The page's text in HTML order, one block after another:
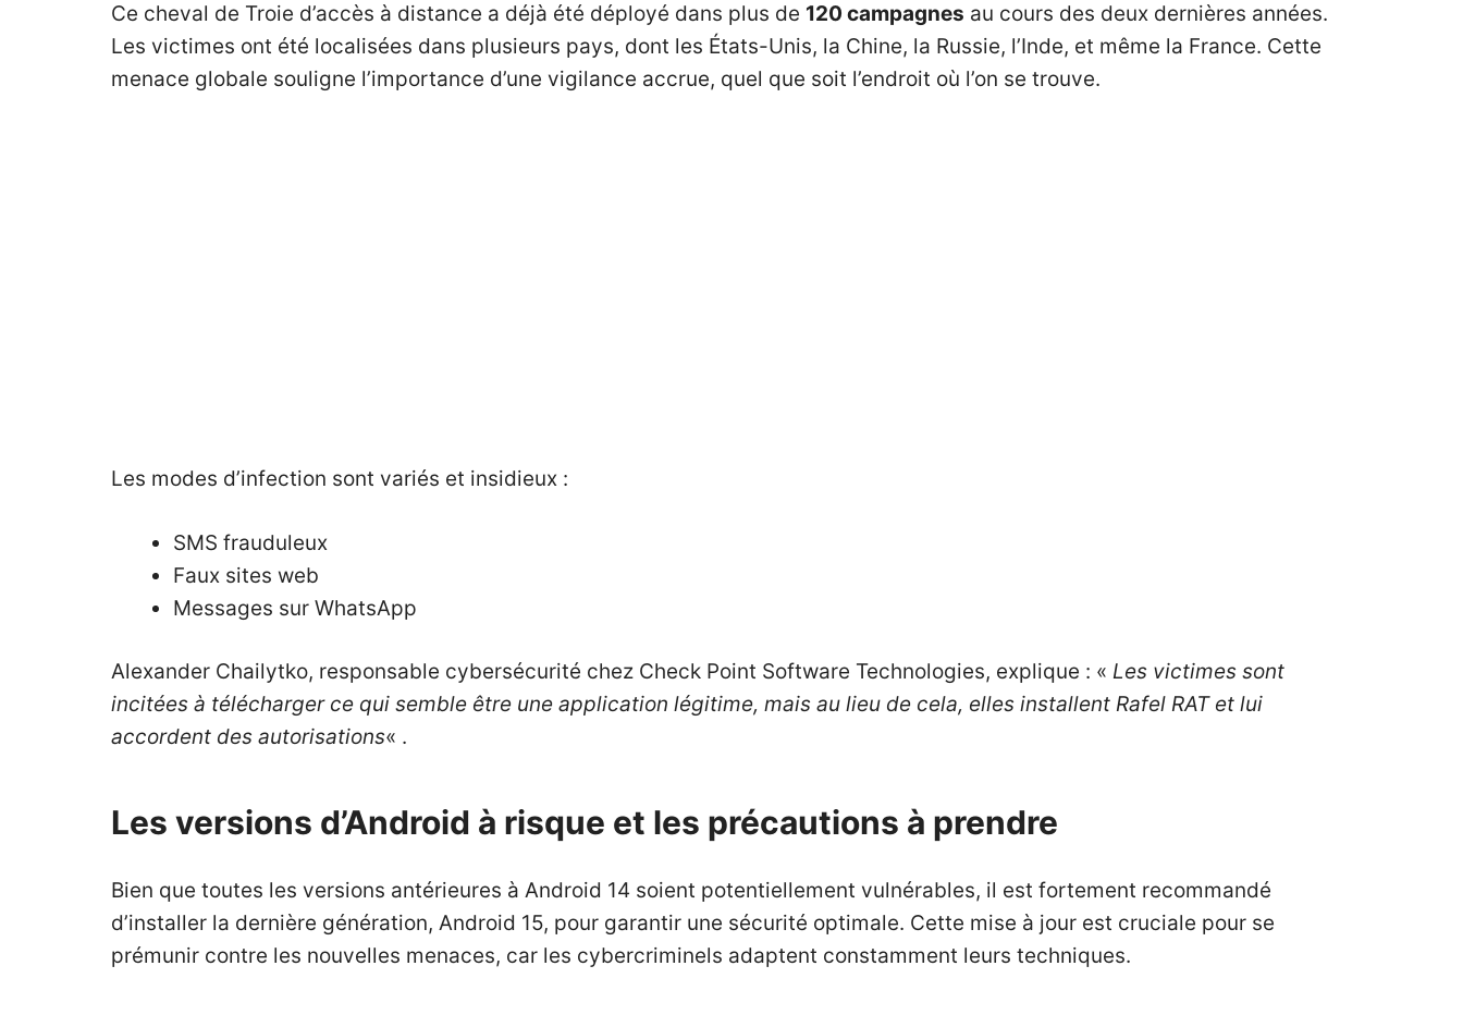
Ce cheval de Troie d’accès à distance a déjà été déployé dans plus de 120 campagnes au cours des deux dernières années.
Les victimes ont été localisées dans plusieurs pays, dont les États-Unis, la Chine, la Russie, l’Inde, et même la France. Cette
menace globale souligne l’importance d’une vigilance accrue, quel que soit l’endroit où l’on se trouve.
Les modes d’infection sont variés et insidieux :
SMS frauduleux
Faux sites web
Messages sur WhatsApp
Alexander Chailytko, responsable cybersécurité chez Check Point Software Technologies, explique : « Les victimes sont
incitées à télécharger ce qui semble être une application légitime, mais au lieu de cela, elles installent Rafel RAT et lui
accordent des autorisations« .
Les versions d’Android à risque et les précautions à prendre
Bien que toutes les versions antérieures à Android 14 soient potentiellement vulnérables, il est fortement recommandé
d’installer la dernière génération, Android 15, pour garantir une sécurité optimale. Cette mise à jour est cruciale pour se
prémunir contre les nouvelles menaces, car les cybercriminels adaptent constamment leurs techniques.